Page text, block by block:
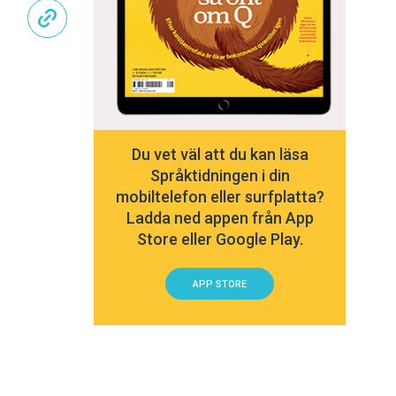
Du vet väl att du kan läsa
Språktidningen i din
mobiltelefon eller surfplatta?
Ladda ned appen från App
Store eller Google Play.
APP STORE